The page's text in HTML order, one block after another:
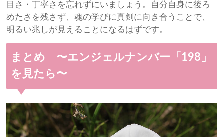
目さ・丁寧さを忘れずにいましょう。自分自身に後ろ
めたさを残さず、魂の学びに真剣に向き合うことで、
明るい兆しが見えることになるはずです。
まとめ 〜エンジェルナンバー「198」
を見たら〜